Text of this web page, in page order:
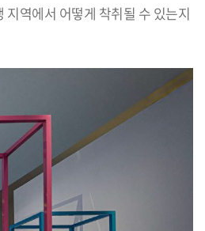
역에서 어떻게 착취될 수 있는지